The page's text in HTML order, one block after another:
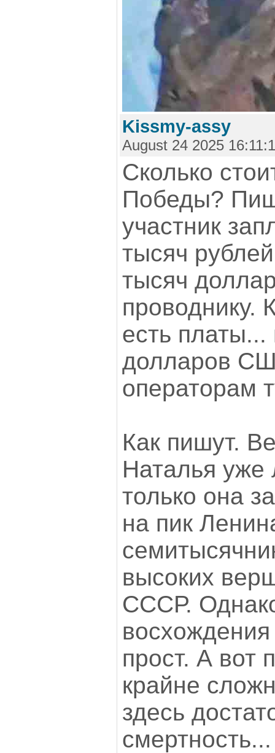
Kissmy-assy
August 24 2025
Сколько
Победы?
участник
тысяч
тысяч
проводнику.
есть
долларов
операторам
Как пишут.
Наталья уже
только она
на пик
высоких
СССР.
прост. А вот
крайне
здесь
смертность...